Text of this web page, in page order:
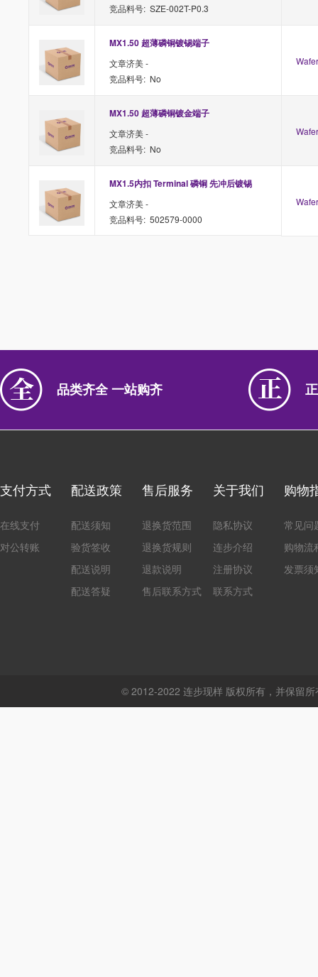
竞品料号: SZE-002T-P0.3
MX1.50 超薄磷铜镀锡端子
文章济美 -
竞品料号: No
MX1.50 超薄磷铜镀金端子
文章济美 -
竞品料号: No
MX1.5内扣 Terminal 磷铜 先冲后镀锡
文章济美 -
竞品料号: 502579-0000
品类齐全 一站购齐
支付方式
在线支付
对公转账
配送政策
配送须知
验货签收
配送说明
配送答疑
售后服务
退换货范围
退换货规则
退款说明
售后联系方式
关于我们
隐私协议
连步介绍
注册协议
联系方式
购物
常见问
购物流
发票须
© 2012-2022 连步现样 版权所有，并保留